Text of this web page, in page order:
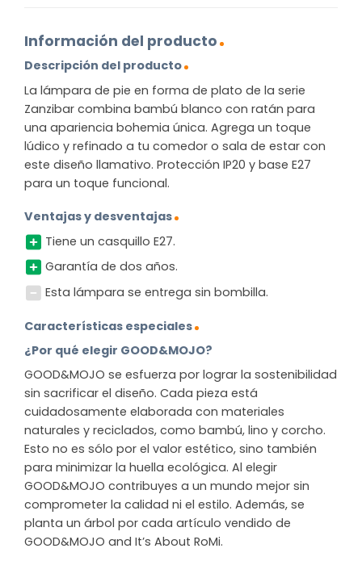
Información del producto
Descripción del producto
La lámpara de pie en forma de plato de la serie
Zanzibar combina bambú blanco con ratán para
una apariencia bohemia única. Agrega un toque
lúdico y refinado a tu comedor o sala de estar con
este diseño llamativo. Protección IP20 y base E27
para un toque funcional.
Ventajas y desventajas
Tiene un casquillo E27.
Garantía de dos años.
Esta lámpara se entrega sin bombilla.
Características especiales
¿Por qué elegir GOOD&MOJO?
GOOD&MOJO se esfuerza por lograr la sostenibilidad
sin sacrificar el diseño. Cada pieza está
cuidadosamente elaborada con materiales
naturales y reciclados, como bambú, lino y corcho.
Esto no es sólo por el valor estético, sino también
para minimizar la huella ecológica. Al elegir
GOOD&MOJO contribuyes a un mundo mejor sin
comprometer la calidad ni el estilo. Además, se
planta un árbol por cada artículo vendido de
GOOD&MOJO and It’s About RoMi.